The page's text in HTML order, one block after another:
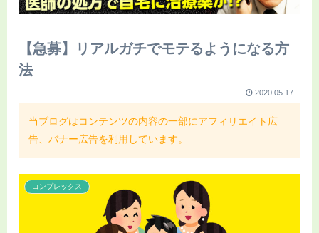
【急募】リアルガチでモテるようになる方
法
2020.05.17
当ブログはコンテンツの内容の一部にアフィリエイト広
告、バナー広告を利用しています。
コンプレックス